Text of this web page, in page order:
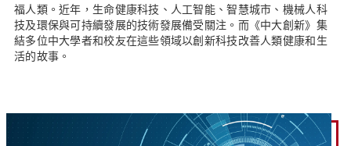
福人類。近年，生命健康科技、人工智能、智慧城市、機械人科
技及環保與可持續發展的技術發展備受關注。而《中大創新》集
結多位中大學者和校友在這些領域以創新科技改善人類健康和生
活的故事。